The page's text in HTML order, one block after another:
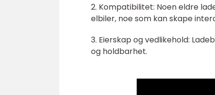
2. Kompatibilitet: Noen eldre
elbiler, noe som kan skape
3. Eierskap og vedlikehold:
og holdbarhet.